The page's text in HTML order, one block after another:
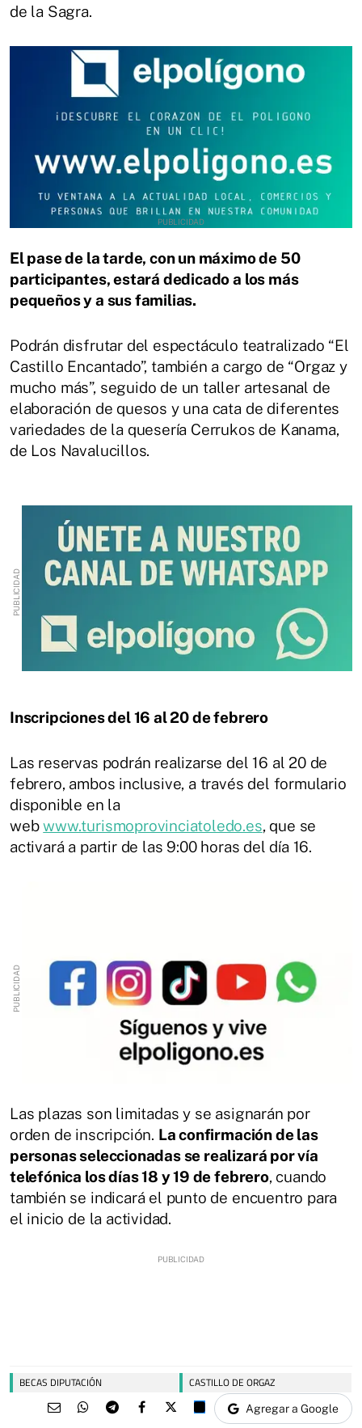
de la Sagra.
El pase de la tarde, con un máximo de 50
participantes, estará dedicado a los más
pequeños y a sus familias.
Podrán disfrutar del espectáculo teatralizado “El
Castillo Encantado”, también a cargo de “Orgaz y
mucho más”, seguido de un taller artesanal de
elaboración de quesos y una cata de diferentes
variedades de la quesería Cerrukos de Kanama,
de Los Navalucillos.
Inscripciones del 16 al 20 de febrero
Las reservas podrán realizarse del 16 al 20 de
febrero, ambos inclusive, a través del formulario
disponible en la
webwww.turismoprovinciatoledo.es, que se
activará a partir de las 9:00 horas del día 16.
Las plazas son limitadas y se asignarán por
orden de inscripción. La confirmación de las
personas seleccionadas se realizará por vía
telefónica los días 18 y 19 de febrero, cuando
también se indicará el punto de encuentro para
el inicio de la actividad.
BECAS DIPUTACIÓN CASTILLO DE ORGAZ
Agregar a Google